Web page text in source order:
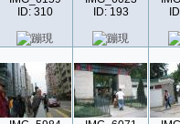
ID: 310
ID: 193